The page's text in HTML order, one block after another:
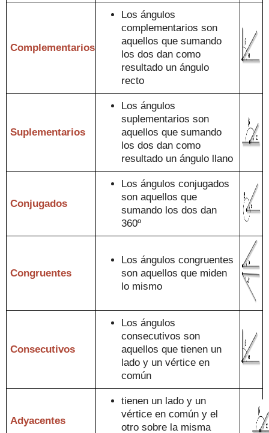
Complementarios
Los ángulos
complementarios son
aquellos quesumando
los dos dan como
resultado un ángulo
recto
Suplementarios
Los ángulos
suplementarios son
aquellos quesumando
los dos dan como
resultado un ángulo llano
Conjugados
Los ángulos conjugados
son aquellosque
sumando los dos dan
360º
Congruentes
Los ángulos congruentes
son aquellos que miden
lo mismo
Consecutivos
Los ángulos
consecutivos son
aquellos quetienen un
lado y un vértice en
común
Adyacentes
tienen un lado y un
vértice en común y el
otro sobre la misma